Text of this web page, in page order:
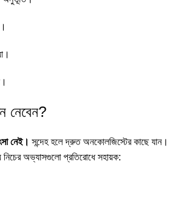
নেবেন?
নেই। সন্দেহ হলে দ্রুত অনকোলজিস্টের কাছে যান।
নিচের অভ্যাসগুলো প্রতিরোধে সহায়ক: